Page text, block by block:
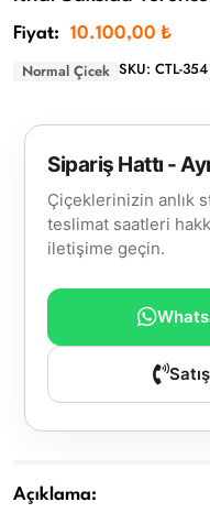
Fiyat: 10.100,00 ₺
Normal Çicek SKU: CTL-354
Sipariş Hattı -
Çiçeklerinizin anlık
teslimat saatleri
iletişime geçin.
Açıklama: